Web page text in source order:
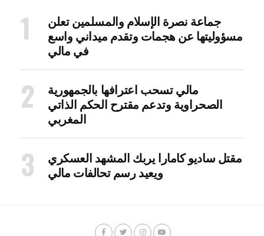
جماعة نصرة الإسلام والمسلمين تعلن
مسؤوليتها عن هجمات وتقدم ميداني واسع
في مالي
مالي تسحب اعترافها بالجمهورية
الصحراوية وتدعم مقترح الحكم الذاتي
المغربي
مقتل ساديو كامارا يربك المشهد العسكري
ويعيد رسم تحالفات مالي